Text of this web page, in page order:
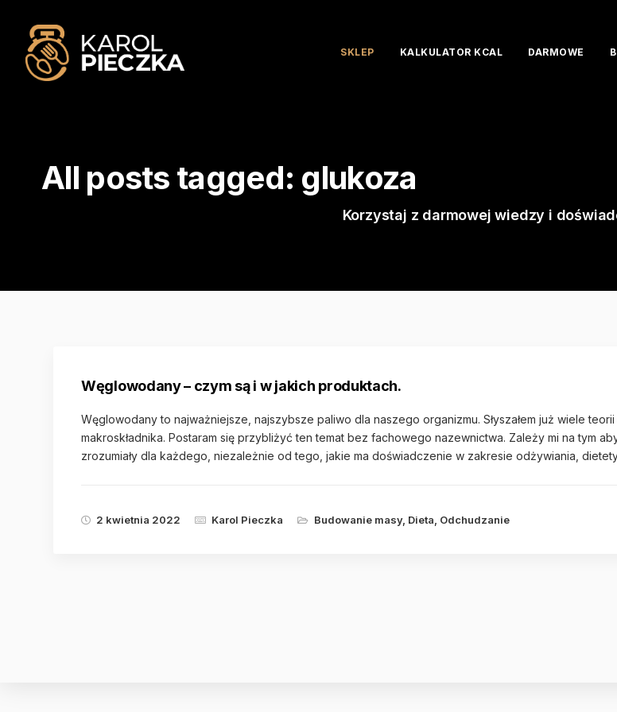
SKLEP KALKULATOR KCAL DARMOWE
All posts tagged: glukoza
Korzystaj z darmowej wiedzy i
Węglowodany – czym są i w jakich produktach.
Węglowodany to najważniejsze, najszybsze paliwo dla naszego organizmu. Słyszałem już wiele
makroskładnika. Postaram się przybliżyć ten temat bez fachowego nazewnictwa. Zależy mi na tym
zrozumiały dla każdego, niezależnie od tego, jakie ma doświadczenie w zakresie odżywiania,
2 kwietnia 2022 Karol Pieczka Budowanie masy, Dieta Odchudzanie